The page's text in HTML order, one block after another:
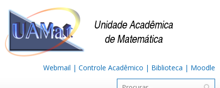
Webmail | Controle Acadêmico | Biblioteca | Moodle